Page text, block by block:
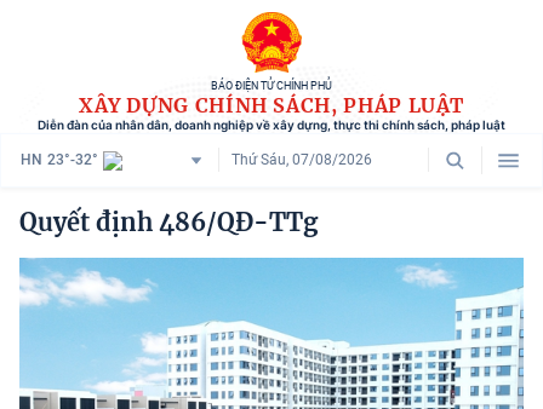
BÁO ĐIỆN TỬ CHÍNH PHỦ
XÂY DỰNG CHÍNH SÁCH, PHÁP LUẬT
Diễn đàn của nhân dân, doanh nghiệp về xây dựng, thực thi chính sách, pháp luật
HN 23°-32° Thứ Sáu, 07/08/2026
Danh mục
Trang chủ
Chính sách mới
Tham vấn chính sách
Quyết định 486/QĐ-TTg